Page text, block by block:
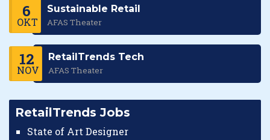
6
OKT
Sustainable Retail
AFAS Theater
12
NOV
RetailTrends Tech
AFAS Theater
RetailTrends Jobs
State of Art Designer